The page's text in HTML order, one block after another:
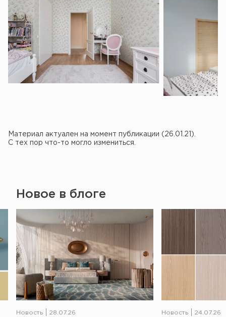
Материал актуален на момент публикации (26.01.21).
С тех пор что-то могло измениться.
Новое в блоге
Новость 28.07.26 Новость 24.07.26